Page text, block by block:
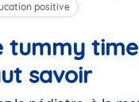
positive
tummy
savoir